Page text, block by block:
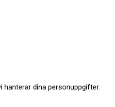
hanterar dina personuppgifter.